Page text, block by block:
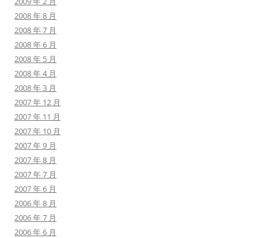
2008 年 8 月
2008 年 7 月
2008 年 6 月
2008 年 5 月
2008 年 4 月
2008 年 3 月
2007 年 12 月
2007 年 11 月
2007 年 10 月
2007 年 9 月
2007 年 8 月
2007 年 7 月
2007 年 6 月
2006 年 8 月
2006 年 7 月
2006 年 6 月